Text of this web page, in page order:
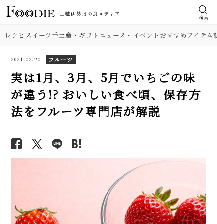
検索
レシピスイーツ手土産・ギフト ニュース・イベントおすすめアイテム
2021.02.20 フルーツ
実は1月、3月、5月でいちごの味
が違う!? おいしい食べ頃、保存方
法をフルーツ専門店が解説